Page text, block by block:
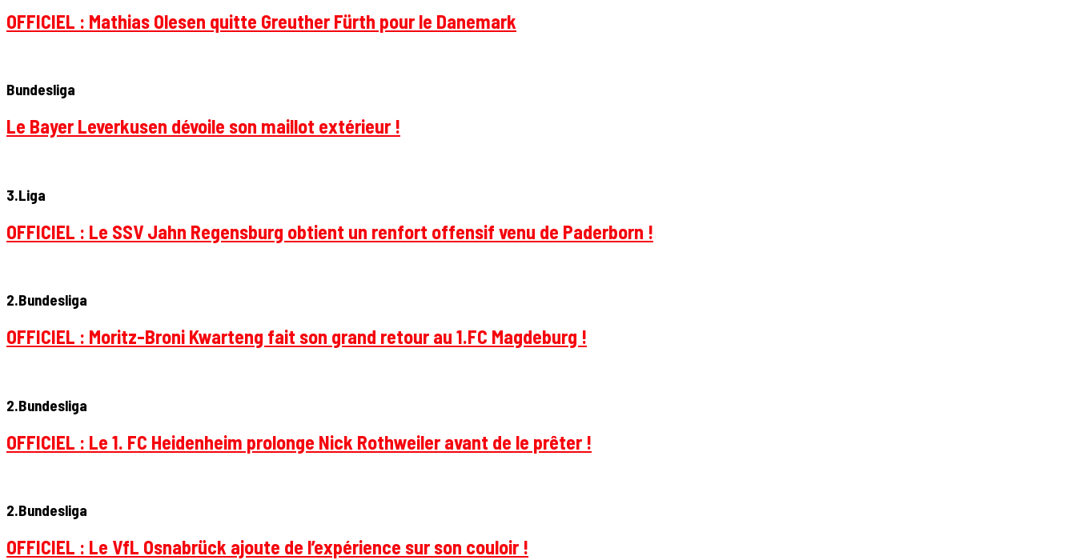
OFFICIEL : Mathias Olesen quitte Greuther Fürth pour le Danemark
Bundesliga
Le Bayer Leverkusen dévoile son maillot extérieur !
3.Liga
OFFICIEL : Le SSV Jahn Regensburg obtient un renfort offensif venu de Paderborn !
2.Bundesliga
OFFICIEL : Moritz-Broni Kwarteng fait son grand retour au 1.FC Magdeburg !
2.Bundesliga
OFFICIEL : Le 1. FC Heidenheim prolonge Nick Rothweiler avant de le prêter !
2.Bundesliga
OFFICIEL : Le VfL Osnabrück ajoute de l’expérience sur son couloir !